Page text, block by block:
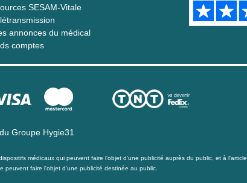
SESAM-Vitale
annonces du médical
comptes
Groupe Hygie31
médicaux qui peuvent faire l’objet d’une publicité auprès du public, et à l'article
peuvent faire l'objet d'une publicité destinée au public.